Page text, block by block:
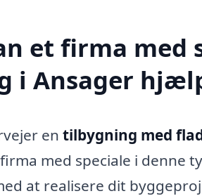
et firma med
i Ansager
en tilbygning med
med speciale i denne
at realisere dit